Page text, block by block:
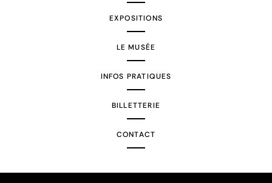
EXPOSITIONS
LE MUSÉE
INFOS PRATIQUES
BILLETTERIE
CONTACT